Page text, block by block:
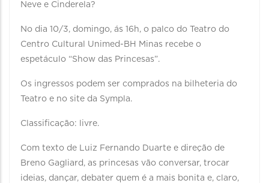
Neve e Cinderela?
No dia 10/3, domingo, ás 16h, o palco do Teatro do
Centro Cultural Unimed-BH Minas recebe o
espetáculo “Show das Princesas”.
Os ingressos podem ser comprados na bilheteria do
Teatro e no site da Sympla.
Classificação: livre.
Com texto de Luiz Fernando Duarte e direção de
Breno Gagliard, as princesas vão conversar, trocar
ideias, dançar, debater quem é a mais bonita e, claro,